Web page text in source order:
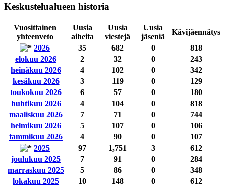
Keskustelualueen historia
Vuosittainen
yhteenveto
Uusia
aiheita
Uusia
viestejä
Uusia
jäseniä
Kävijäennätys
2026
35 682 0
818
elokuu 2026
2 32 0
243
heinäkuu 2026
4 102 0
342
kesäkuu 2026
3 119 0
129
toukokuu 2026
6 57 0
180
huhtikuu 2026
4 104 0
818
maaliskuu 2026
7 71 0
744
helmikuu 2026
5 107 0
106
tammikuu 2026
4 90 0
107
2025
97 1,751 3
612
joulukuu 2025
7 91 0
284
marraskuu 2025
5 86 0
348
lokakuu 2025
10 148 0
612